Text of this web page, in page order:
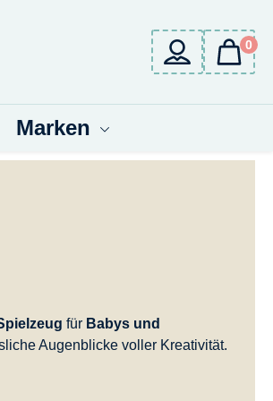
0
Marken
für Babys und
Augenblicke voller Kreativität.